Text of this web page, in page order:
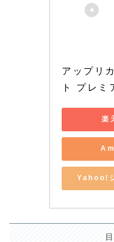
アップリ
ト プレミ
楽
Yahoo!